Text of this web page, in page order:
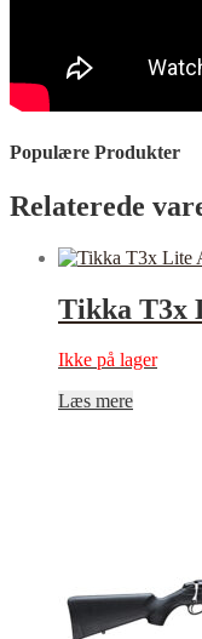
Populære Produkter
Relaterede
Tikka T3x
Ikke på lager
Læs mere